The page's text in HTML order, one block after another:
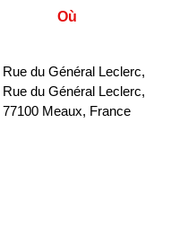
Où
Rue du Général Leclerc,
Rue du Général Leclerc,
77100 Meaux, France